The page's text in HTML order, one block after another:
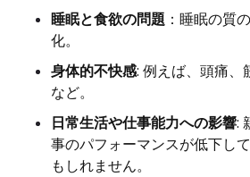
睡眠と食欲の問題 ：睡眠の質
化。
身体的不快感: 例えば、頭痛、
など。
日常生活や仕事能力への影響:
事のパフォーマンスが低下し
もしれません。